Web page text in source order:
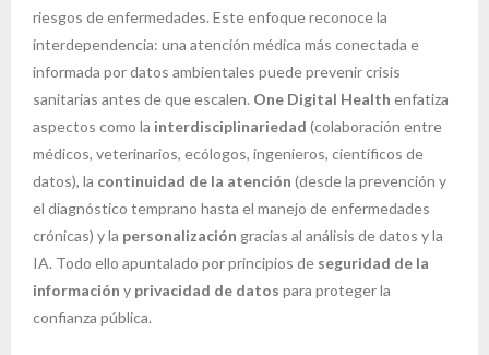
riesgos de enfermedades. Este enfoque reconoce la
interdependencia: una atención médica más conectada e
informada por datos ambientales puede prevenir crisis
sanitarias antes de que escalen. One Digital Health enfatiza
aspectos como la interdisciplinariedad (colaboración entre
médicos, veterinarios, ecólogos, ingenieros, científicos de
datos), la continuidad de la atención (desde la prevención y
el diagnóstico temprano hasta el manejo de enfermedades
crónicas) y la personalización gracias al análisis de datos y la
IA. Todo ello apuntalado por principios de seguridad de la
información y privacidad de datos para proteger la
confianza pública.